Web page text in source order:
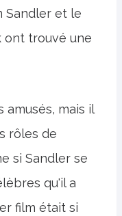
Sandler et le
ont trouvé une
amusés, mais il
rôles de
si Sandler se
qu'il a
film était si